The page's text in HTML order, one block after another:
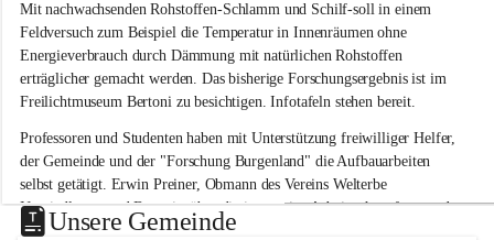
a
m
S
e
e
Mit nachwachsenden Rohstoffen-Schlamm und Schilf-soll in einem
Feldversuch zum Beispiel die Temperatur in Innenräumen ohne
Energieverbrauch durch Dämmung mit natürlichen Rohstoffen
erträglicher gemacht werden. Das bisherige Forschungsergebnis ist im
Freilichtmuseum Bertoni zu besichtigen. Infotafeln stehen bereit.
Professoren und Studenten haben mit Unterstützung freiwilliger Helfer,
der Gemeinde und der "Forschung Burgenland" die Aufbauarbeiten
selbst getätigt. Erwin Preiner, Obmann des Vereins Welterbe
Neusiedlersee und Bgm. ist über die innovative Arbeit sehr erfreut und
hofft auf baldige praktische Anwendung der Forschungsergebnisse.
Unsere Gemeinde